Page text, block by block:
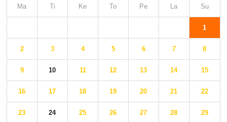
Ma Ti Ke To Pe La Su
1
2 3 4 5 6 7 8
9 10 11 12 13 14 15
16 17 18 19 20 21 22
23 24 25 26 27 28 29